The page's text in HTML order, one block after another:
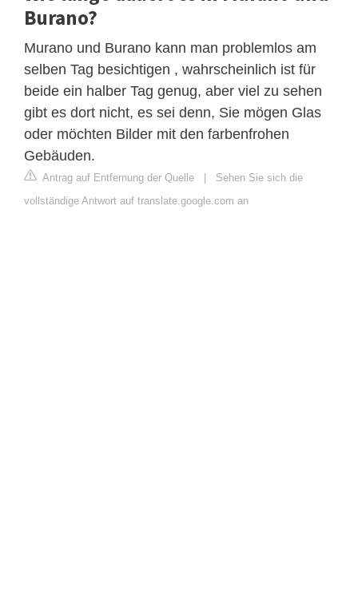
Burano?
Murano und Burano kann man problemlos am
selben Tag besichtigen , wahrscheinlich ist für
beide ein halber Tag genug, aber viel zu sehen
gibt es dort nicht, es sei denn, Sie mögen Glas
oder möchten Bilder mit den farbenfrohen
Gebäuden.
Antrag auf Entfernung der Quelle | Sehen Sie sich die
vollständige Antwort auf translate.google.com an